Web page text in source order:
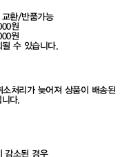
환/반품가능
원
원
수 있습니다.
처리가 늦어져 상품이 배송된
다.
감소된 경우